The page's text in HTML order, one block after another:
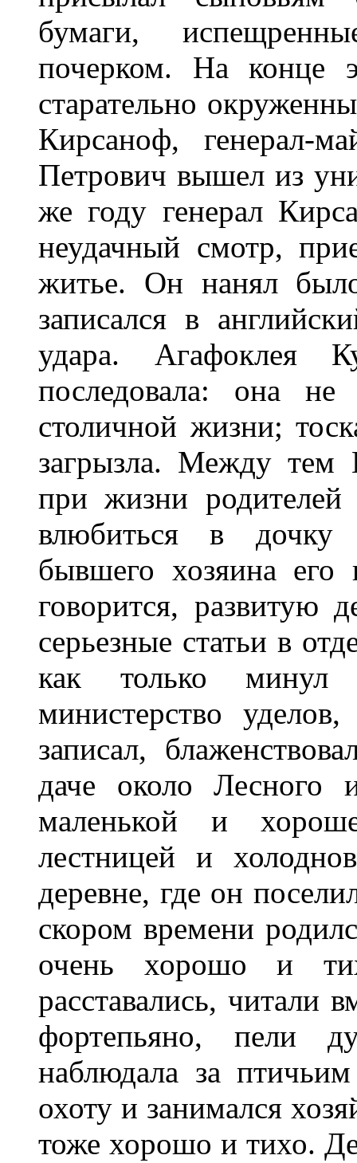
бумаги,
почерком. На конце
старательно
Кирсаноф, генерал-
Петрович вышел из
же году генерал
неудачный смотр,
житье. Он нанял
записался в
удара. Агафоклея
последовала: она
столичной жизни;
загрызла. Между тем
при жизни
влюбиться в дочку
бывшего хозяина
говорится, развитую
серьезные статьи в
как только
министерство
записал,
даче около Лесного
маленькой и
лестницей и
деревне, где он
скором времени
очень хорошо и
расставались, читали
фортепьяно, пели
наблюдала за
охоту и занимался
тоже хорошо и тихо.